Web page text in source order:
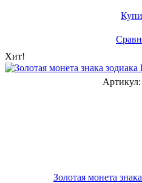
Хит!
Артикул:
Золотая монета